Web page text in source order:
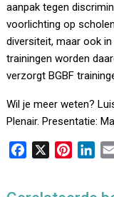
aanpak tegen
voorlichting op
diversiteit, maar ook
trainingen worden
verzorgt BGBF
Wil je meer weten?
Plenair. Presentatie: